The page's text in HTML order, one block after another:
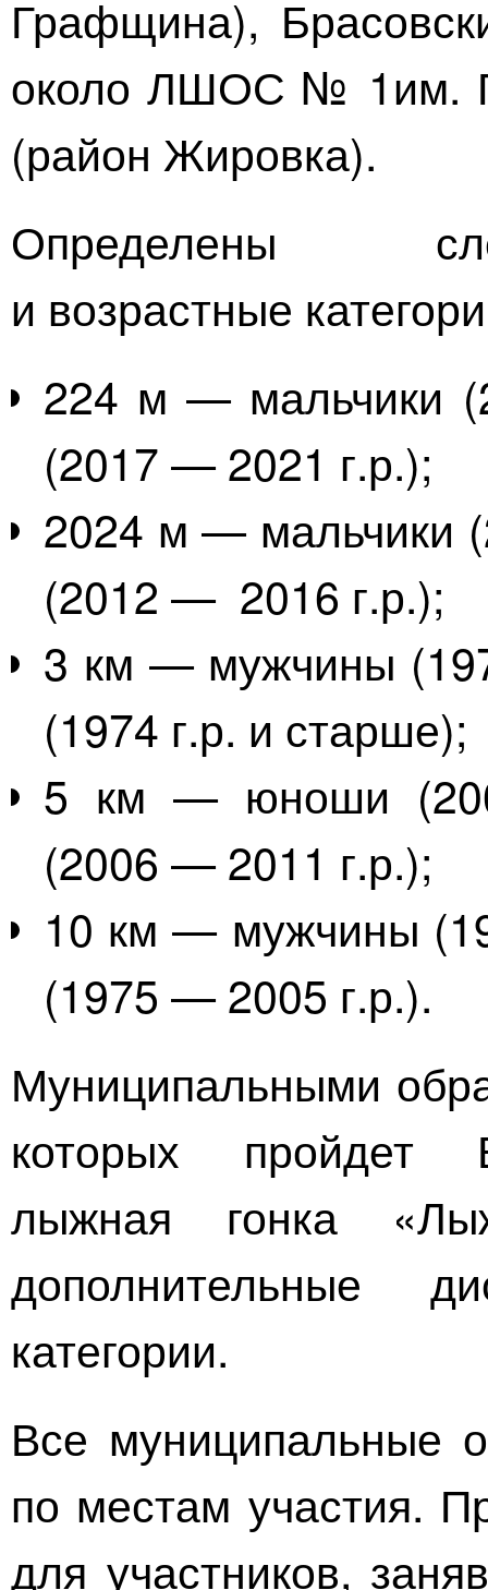
Графщина),
около ЛШОС № 1им.
(район Жировка).
Определены
и возрастные
224 м — мальчики
(2017 — 2021 г.р.);
2024 м — мальчики
(2012 — 2016 г.р.);
3 км — мужчины
(1974 г.р. и старше);
5 км — юноши
(2006 — 2011 г.р.);
10 км — мужчины
(1975 — 2005 г.р.).
Муниципальными
которых пройдет
лыжная гонка
дополнительные
категории.
Все муниципальные
по местам участия.
для участников,